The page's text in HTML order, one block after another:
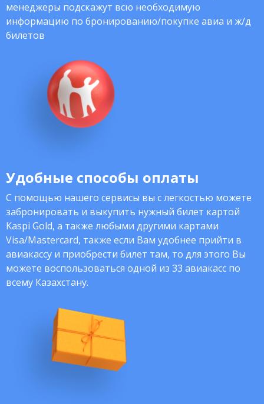
менеджеры подскажут всю необходимую
информацию по бронированию/покупке авиа и ж/д
билетов
Удобные способы оплаты
С помощью нашего сервисы вы с легкостью можете
забронировать и выкупить нужный билет картой
Kaspi Gold, а также любыми другими картами
Visa/Mastercard, также если Вам удобнее прийти в
авиакассу и приобрести билет там, то для этого Вы
можете воспользоваться одной из 33 авиакасс по
всему Казахстану.